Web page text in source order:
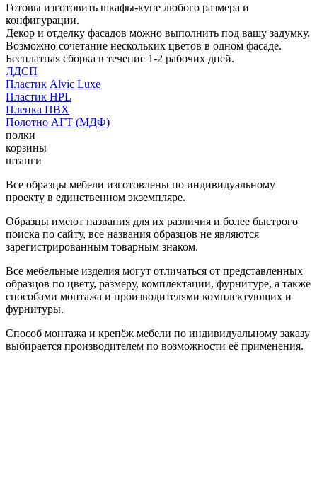
Готовы изготовить шкафы-купе любого размера и
конфигурации.
Декор и отделку фасадов можно выполнить под вашу задумку.
Возможно сочетание нескольких цветов в одном фасаде.
Бесплатная сборка в течение 1-2 рабочих дней.
ЛДСП
Пластик Alvic Luxe
Пластик HPL
Пленка ПВХ
Полотно АГТ (МДФ)
полки
корзины
штанги
Все образцы мебели изготовлены по индивидуальному
проекту в единственном экземпляре.
Образцы имеют названия для их различия и более быстрого
поиска по сайту, все названия образцов не являются
зарегистрированным товарным знаком.
Все мебельные изделия могут отличаться от представленных
образцов по цвету, размеру, комплектации, фурнитуре, а также
способами монтажа и производителями комплектующих и
фурнитуры.
Способ монтажа и крепёж мебели по индивидуальному заказу
выбирается производителем по возможности её применения.